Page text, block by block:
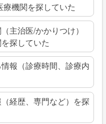
機関を探していた
主治医/かかりつけ）
探していた
報（診療時間、診療内
経歴、専門など）を探